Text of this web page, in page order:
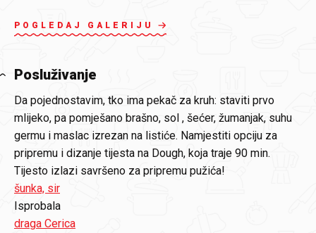
POGLEDAJ GALERIJU
Posluživanje
Da pojednostavim, tko ima pekač za kruh: staviti prvo
mlijeko, pa pomješano brašno, sol , šećer, žumanjak, suhu
germu i maslac izrezan na listiće. Namjestiti opciju za
pripremu i dizanje tijesta na Dough, koja traje 90 min.
Tijesto izlazi savršeno za pripremu pužića!
šunka, sir
Isprobala
draga Cerica